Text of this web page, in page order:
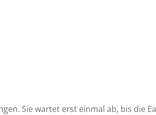
Sie wartet erst einmal ab, bis die